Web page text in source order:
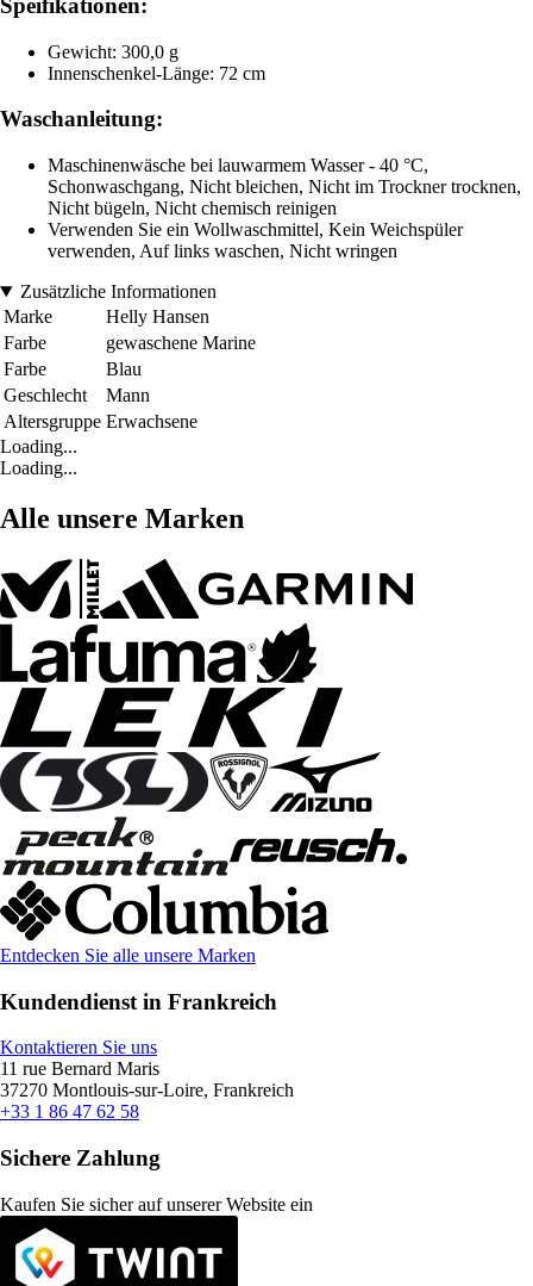
Speifikationen:
Gewicht: 300,0 g
Innenschenkel-Länge: 72 cm
Waschanleitung:
Maschinenwäsche bei lauwarmem Wasser - 40 °C,
Schonwaschgang, Nicht bleichen, Nicht im Trockner trocknen,
Nicht bügeln, Nicht chemisch reinigen
Verwenden Sie ein Wollwaschmittel, Kein Weichspüler
verwenden, Auf links waschen, Nicht wringen
Zusätzliche Informationen
Marke
Helly Hansen
Farbe
gewaschene Marine
Farbe
Blau
Geschlecht
Mann
Altersgruppe Erwachsene
Loading...
Loading...
Alle unsere Marken
Entdecken Sie alle unsere Marken
Kundendienst in Frankreich
Kontaktieren Sie uns
11 rue Bernard Maris
37270 Montlouis-sur-Loire, Frankreich
+33 1 86 47 62 58
Sichere Zahlung
Kaufen Sie sicher auf unserer Website ein